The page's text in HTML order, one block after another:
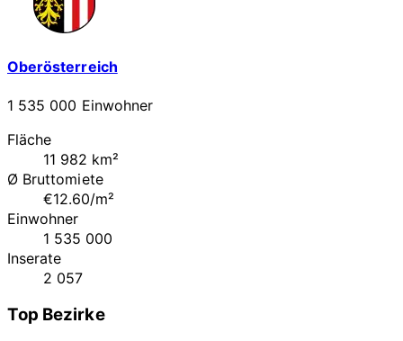
Oberösterreich
1 535 000 Einwohner
Fläche
11 982 km²
Ø Bruttomiete
€12.60/m²
Einwohner
1 535 000
Inserate
2 057
Top Bezirke